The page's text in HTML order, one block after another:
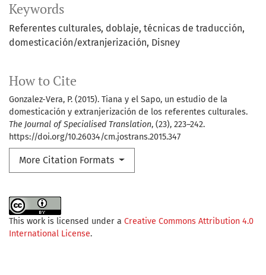
Keywords
Referentes culturales doblaje técnicas de traducción
domesticación/extranjerización Disney
How to Cite
Gonzalez-Vera, P. (2015). Tiana y el Sapo, un estudio de la
domesticación y extranjerización de los referentes culturales.
The Journal of Specialised Translation, (23), 223–242.
https://doi.org/10.26034/cm.jostrans.2015.347
More Citation Formats
This work is licensed under a Creative Commons Attribution 4.0
International License.